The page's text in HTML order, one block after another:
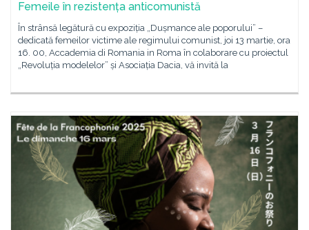
Femeile în rezistența anticomunistă
În strânsă legătură cu expoziția „Dușmance ale poporului” –
dedicată femeilor victime ale regimului comunist, joi 13 martie, ora
16. 00, Accademia di Romania in Roma în colaborare cu proiectul
„Revoluția modelelor” și Asociația Dacia, vă invită la